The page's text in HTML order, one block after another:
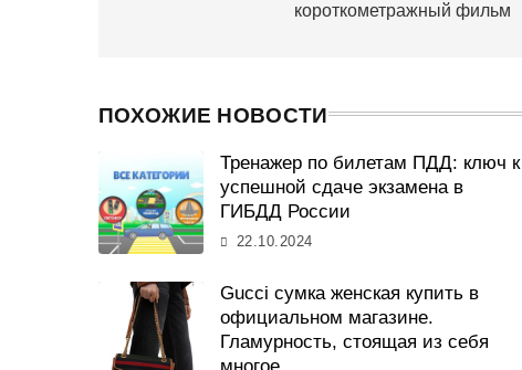
короткометражный фильм
ПОХОЖИЕ НОВОСТИ
Тренажер по билетам ПДД: ключ к
успешной сдаче экзамена в
ГИБДД России
22.10.2024
Gucci сумка женская купить в
официальном магазине.
Гламурность, стоящая из себя